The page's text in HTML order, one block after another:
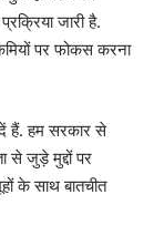
जारी है.
पर फोकस करना
हैं. हम सरकार से
से जुड़े मुद्दों पर
के साथ बातचीत